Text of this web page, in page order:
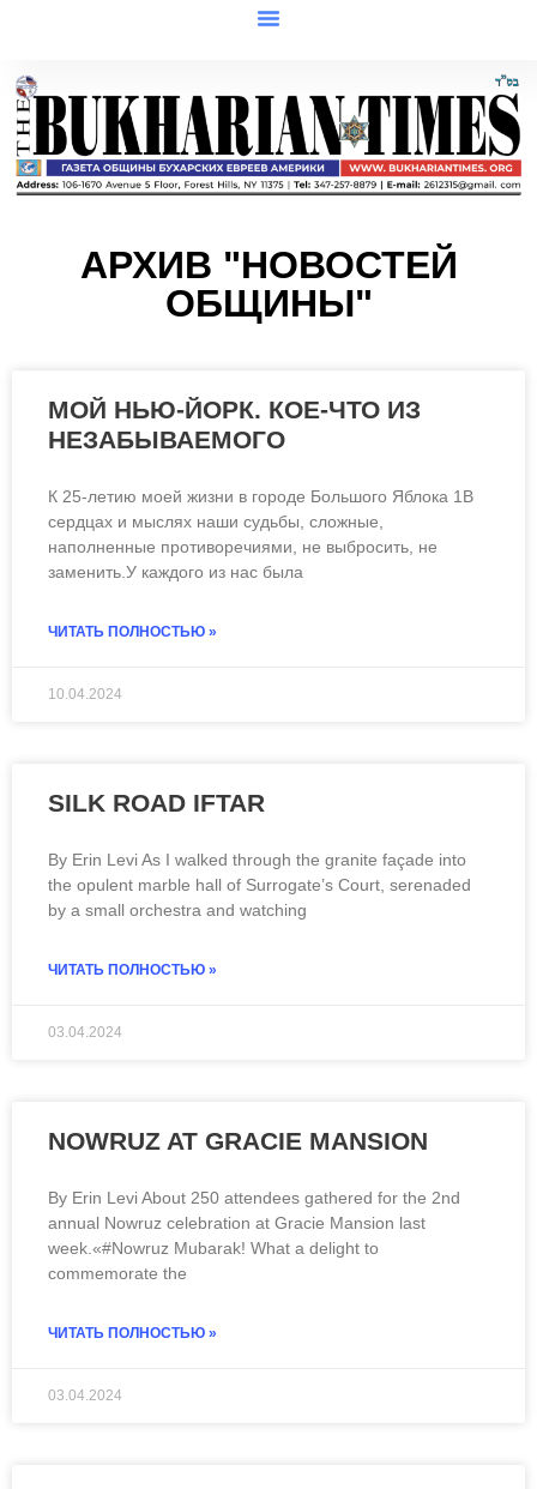
АРХИВ "НОВОСТЕЙ
ОБЩИНЫ"
МОЙ НЬЮ-ЙОРК. КОЕ-ЧТО ИЗ
НЕЗАБЫВАЕМОГО
К 25-летию моей жизни в городе Большого Яблока 1В
сердцах и мыслях наши судьбы, сложные,
наполненные противоречиями, не выбросить, не
заменить.У каждого из нас была
ЧИТАТЬ ПОЛНОСТЬЮ »
10.04.2024
SILK ROAD IFTAR
By Erin Levi As I walked through the granite façade into
the opulent marble hall of Surrogate’s Court, serenaded
by a small orchestra and watching
ЧИТАТЬ ПОЛНОСТЬЮ »
03.04.2024
NOWRUZ AT GRACIE MANSION
By Erin Levi About 250 attendees gathered for the 2nd
annual Nowruz celebration at Gracie Mansion last
week.«#Nowruz Mubarak! What a delight to
commemorate the
ЧИТАТЬ ПОЛНОСТЬЮ »
03.04.2024